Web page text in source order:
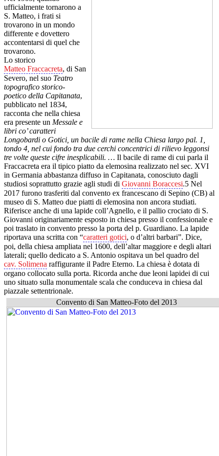
ufficialmente tornarono a
S. Matteo, i frati si
trovarono in un mondo
differente e dovettero
accontentarsi di quel che
trovarono.
Lo storico
Matteo Fraccacreta, di San
Severo, nel suo Teatro
topografico storico-
poetico della Capitanata,
pubblicato nel 1834,
racconta che nella chiesa
era presente un Messale e
libri co’ caratteri
Longobardi o Gotici, un bacile di rame nella Chiesa largo pal. 1,
tondo 4, nel cui fondo tra due cerchi concentrici di rilievo leggonsi
tre volte queste cifre inesplicabili. … Il bacile di rame di cui parla il
Fraccacreta era il tipico piatto da elemosina realizzato nel sec. XVI
in Germania abbastanza diffuso in Capitanata, conosciuto dagli
studiosi soprattutto grazie agli studi di Giovanni Boraccesi.5 Nel
2017 furono trasferiti dal convento ex francescano di Sepino (CB) al
museo di S. Matteo due piatti di elemosina non ancora studiati.
Riferisce anche di una lapide coll’Agnello, e il pallio crociato di S.
Giovanni originariamente esposto in chiesa presso il confessionale e
poi traslato in convento presso la porta del p. Guardiano. La lapide
riportava una scritta con “caratteri gotici, o d’altri barbari”. Dice,
poi, della chiesa ampliata nel 1600, dell’altar maggiore e degli altari
laterali; quello dedicato a S. Antonio ospitava un bel quadro del
cav. Solimena raffigurante il Padre Eterno. La chiesa è dotata di
organo collocato sulla porta. Ricorda anche due leoni lapidei di cui
uno situato sulla monumentale scala che conduceva in chiesa dal
piazzale settentrionale.
Convento di San Matteo-Foto del 2013